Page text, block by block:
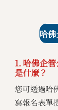
1. 哈佛企
是什麼？
您可透過哈
寫報名表單